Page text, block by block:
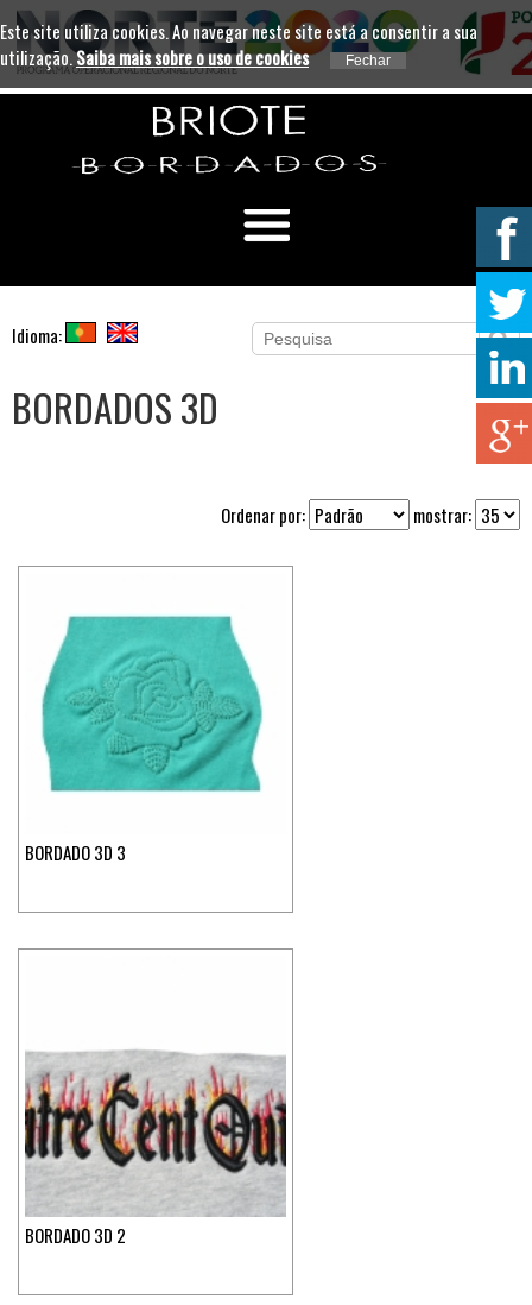
Idioma:
BORDADOS 3D
Ordenar por: mostrar:
BORDADO 3D 3
BORDADO 3D 2
Este site utiliza cookies. Ao navegar neste site está a consentir a sua
utilização.Saiba mais sobre o uso de cookies